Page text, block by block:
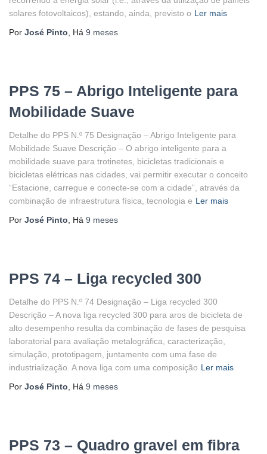
solares fotovoltaicos), estando, ainda, previsto o Ler mais
Por José Pinto , Há 9 meses
PPS 75 – Abrigo Inteligente para
Mobilidade Suave
Detalhe do PPS N.º 75 Designação – Abrigo Inteligente para
Mobilidade Suave Descrição – O abrigo inteligente para a
mobilidade suave para trotinetes, bicicletas tradicionais e
bicicletas elétricas nas cidades, vai permitir executar o conceito
“Estacione, carregue e conecte-se com a cidade”, através da
combinação de infraestrutura física, tecnologia e Ler mais
Por José Pinto , Há 9 meses
PPS 74 – Liga recycled 300
Detalhe do PPS N.º 74 Designação – Liga recycled 300
Descrição – A nova liga recycled 300 para aros de bicicleta de
alto desempenho resulta da combinação de fases de pesquisa
laboratorial para avaliação metalográfica, caracterização,
simulação, prototipagem, juntamente com uma fase de
industrialização. A nova liga com uma composição Ler mais
Por José Pinto , Há 9 meses
PPS 73 – Quadro gravel em fibra